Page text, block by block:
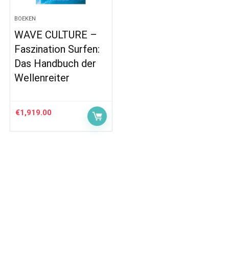
BOEKEN
WAVE CULTURE –
Faszination Surfen:
Das Handbuch der
Wellenreiter
€1,919.00